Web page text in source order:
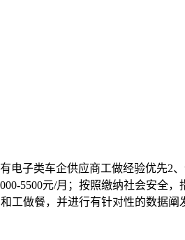
类车企供应商工做经验优先2、
5500元/月；按照缴纳社会安全
工做餐，并进行有针对性的数据